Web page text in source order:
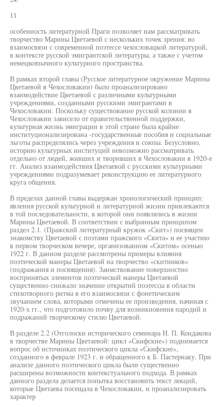
11
особенность литературной Праги позволяет нам рассматривать
творчество Марины Цветаевой с нескольких точек зрения: во
взаимосвязи с современной поэтессе чехословацкой литературой,
в контексте русской эмигрантской литературы, а также с учетом
немецкоязычного культурного пространства.
В рамках второй главы (Русское литературное окружение Марины
Цветаевой в Чехословакии) было проанализировано
взаимодействие Цветаевой с различными культурными
учреждениями, созданными русскими эмигрантами в
Чехословакии. Поскольку существование русской колонии в
Чехословакии зависело от правительственной поддержки,
культурная жизнь эмиграции в этой стране была крайне
институционализирована -государственные пособия и социальные
льготы распределялись через учреждения и союзы. Безусловно,
историю культурных институций невозможно рассматривать
отдельно от людей, живших и творивших в Чехословакии в 1920-е
гг. Анализ взаимодействия Цветаевой с русскими культурными
учреждениями подразумевает реконструкцию ее литературного
круга общения.
В пределах данной главы выдержан хронологический принцип:
явления русской культурной и литературной жизни привлекаются
в той последовательности, в которой они появлялись в жизни
Марины Цветаевой. В соответствии с выбранным принципом
раздел 2.1. (Пражский литературный кружок «Скит») посвящен
знакомству Цветаевой с поэтами пражского «Скита» и ее участию
в первом творческом вечере, организованном «Скитом» осенью
1922 г. В данном разделе рассмотрены примеры влияния
поэтической манеры Цветаевой на творчество «скитников»
(подражания и посвящения). Заимствование поверхностно
воспринятых элементов поэтической манеры Цветаевой
существенно снижало значение открытий поэтессы в области
стихотворного ритма в его взаимосвязи с фонетическим
звучанием слова, которыми отмечены ее произведения, начиная с
1920-х гг., что подготовило почву для возникновения пародий и
подражаний творческому стилю Цветаевой.
В разделе 2.2 (Отголоски исторического семинара Н. П. Кондакова
в творчестве Марины Цветаевой: цикл «Скифские») поднимается
вопрос об источниках поэтического цикла «Скифские»,
созданного в феврале 1923 г. и обращенного к Б. Пастернаку. При
анализе данного поэтического цикла были существенно
расширены возможности контекстуального подхода. В рамках
данного раздела делается попытка восстановить текст лекций,
которые Цветаева посещала в Чехословакии, и проанализировать
характер